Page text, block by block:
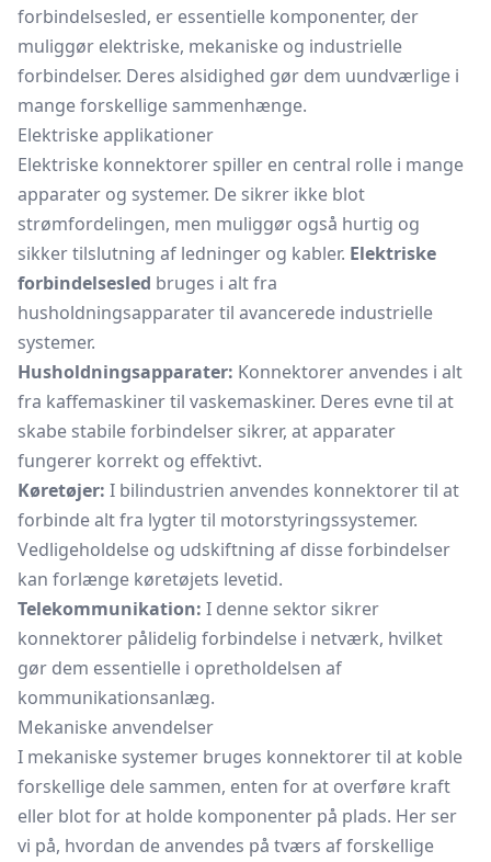
forbindelsesled, er essentielle komponenter, der
muliggør elektriske, mekaniske og industrielle
forbindelser. Deres alsidighed gør dem uundværlige i
mange forskellige sammenhænge.
Elektriske applikationer
Elektriske konnektorer spiller en central rolle i mange
apparater og systemer. De sikrer ikke blot
strømfordelingen, men muliggør også hurtig og
sikker tilslutning af ledninger og kabler. Elektriske
forbindelsesled bruges i alt fra
husholdningsapparater til avancerede industrielle
systemer.
Husholdningsapparater: Konnektorer anvendes i alt
fra kaffemaskiner til vaskemaskiner. Deres evne til at
skabe stabile forbindelser sikrer, at apparater
fungerer korrekt og effektivt.
Køretøjer: I bilindustrien anvendes konnektorer til at
forbinde alt fra lygter til motorstyringssystemer.
Vedligeholdelse og udskiftning af disse forbindelser
kan forlænge køretøjets levetid.
Telekommunikation: I denne sektor sikrer
konnektorer pålidelig forbindelse i netværk, hvilket
gør dem essentielle i opretholdelsen af
kommunikationsanlæg.
Mekaniske anvendelser
I mekaniske systemer bruges konnektorer til at koble
forskellige dele sammen, enten for at overføre kraft
eller blot for at holde komponenter på plads. Her ser
vi på, hvordan de anvendes på tværs af forskellige